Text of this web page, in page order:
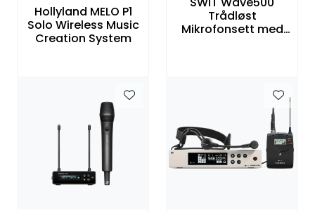
Hollyland MELO P1
Solo Wireless Music
Creation System
Trådløst
Mikrofonsett med